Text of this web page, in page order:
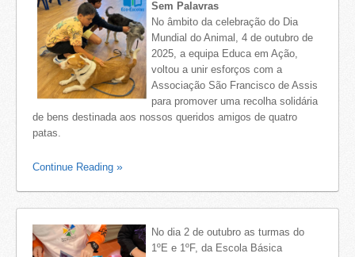
Sem Palavras
No âmbito da celebração do Dia
Mundial do Animal, 4 de outubro de
2025, a equipa Educa em Ação,
voltou a unir esforços com a
Associação São Francisco de Assis
para promover uma recolha solidária
de bens destinada aos nossos queridos amigos de quatro
patas.
Continue Reading
No dia 2 de outubro as turmas do
1ºE e 1ºF, da Escola Básica